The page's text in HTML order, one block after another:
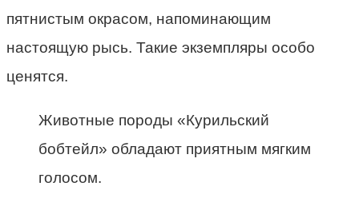
пятнистым окрасом, напоминающим
настоящую рысь. Такие экземпляры особо
ценятся.
Животные породы «Курильский
бобтейл» обладают приятным мягким
голосом.